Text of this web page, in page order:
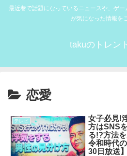
最近巷で話題になっているニュースや、ゲ
が気になった情報を
takuのトレン
恋愛
テレビ
女子必見!
方はSNS
る!?方法
令和時代
30日放送】